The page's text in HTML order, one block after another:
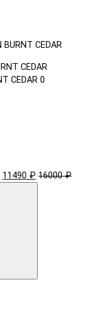
CEDAR
CEDAR 0
11490 ₽ 16000 ₽